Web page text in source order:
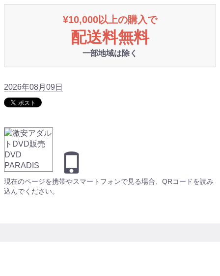
¥10,000以上の購入で
配送料無料
一部地域は除く
2026年08月09日
現在のページを携帯やスマートフォンで見る場合、QRコードを読み
込んでください。